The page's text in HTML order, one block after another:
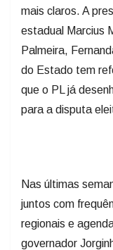
mais claros. A
estadual Marcius
Palmeira,
do Estado tem
que o PL já
para a disputa
Nas últimas
juntos com
regionais e
governador